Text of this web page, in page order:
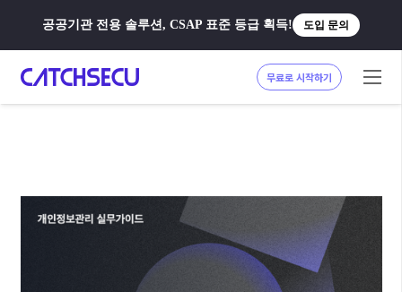
공공기관 전용 솔루션, CSAP 표준 등급 획득! 도입 문의
무료로 시작하기